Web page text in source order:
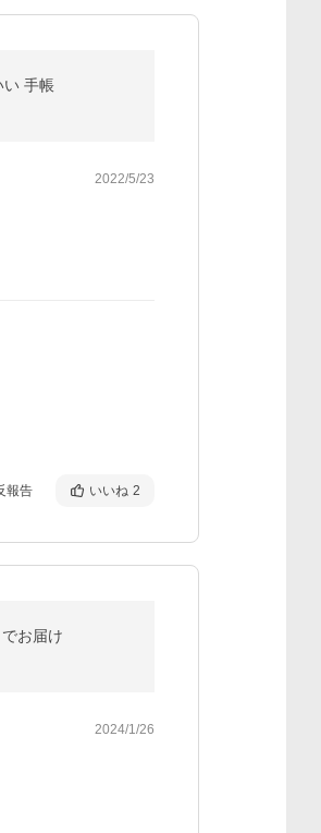
い 手帳
2022/5/23
報告 いいね 2
お届け
2024/1/26